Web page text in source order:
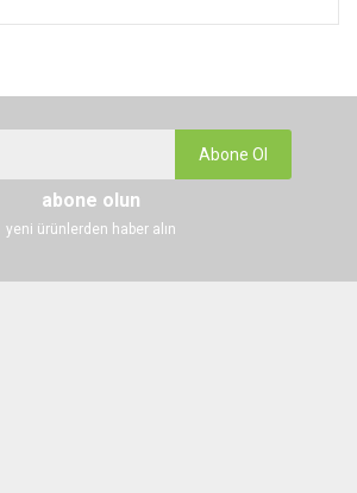
Abone Ol
abone olun
yeni ürünlerden haber alın